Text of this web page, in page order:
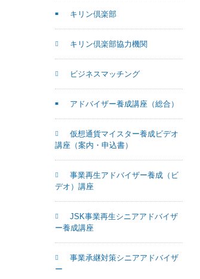
キリン倶楽部
キリン倶楽部協力機関
ビジネスマッチング
アドバイザー養成講座（総合）
仮想通貨マイスター養成ビデオ
講座（案内・申込書）
事業再生アドバイザー養成（ビ
デオ）講座
JSK事業再生シニアアドバイザ
ー養成講座
事業承継対策シニアアドバイザ
ー